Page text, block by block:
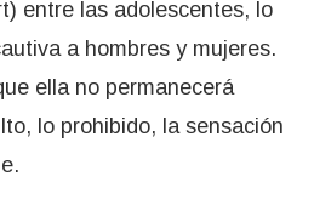
entre las adolescentes, lo
a hombres y mujeres.
ella no permanecerá
lo prohibido, la sensación